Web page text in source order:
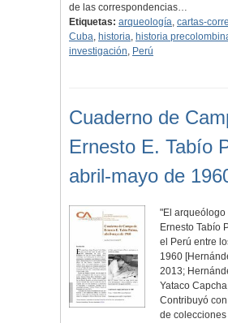
de las correspondencias…
Etiquetas: arqueología, cartas-
Cuba, historia, historia
investigación, Perú
Cuaderno de
Ernesto E. Tabío
abril-mayo de
"El arqueólogo
Ernesto Tabío
el Perú entre
1960
2013;
Yataco
Contribuyó
de